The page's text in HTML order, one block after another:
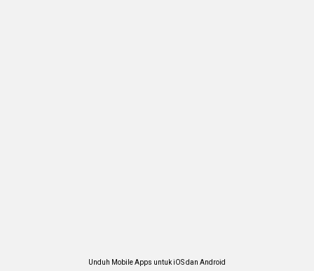
Unduh Mobile Apps untuk iOS dan Android